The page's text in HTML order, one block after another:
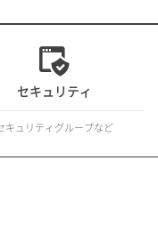
セキュリティ
キュリティグループなど